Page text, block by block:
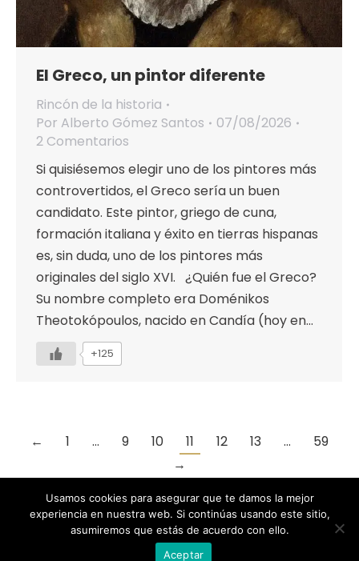
El Greco, un pintor diferente
Rincón de la historia
Por Alberto Gómez Santos
07/08/2026
2 Comentarios
Si quisiésemos elegir uno de los pintores más
controvertidos, el Greco sería un buen
candidato. Este pintor, griego de cuna,
formación italiana y éxito en tierras hispanas
es, sin duda, uno de los pintores más
originales del siglo XVI. ¿Quién fue el Greco?
Su nombre completo era Doménikos
Theotokópoulos, nacido en Candía (hoy en…
+125
← 1 … 9 10 11 12 13 …
59
→
Designed by Animation Graphics
Usamos cookies para asegurar que te damos la mejor
experiencia en nuestra web. Si continúas usando este sitio,
asumiremos que estás de acuerdo con ello.
Aceptar